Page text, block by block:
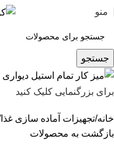
منو
جستجو
برای بزرگنمایی کلیک کنید
خانه تجهیزات آماده سازی غذا
بازگشت به محصولات